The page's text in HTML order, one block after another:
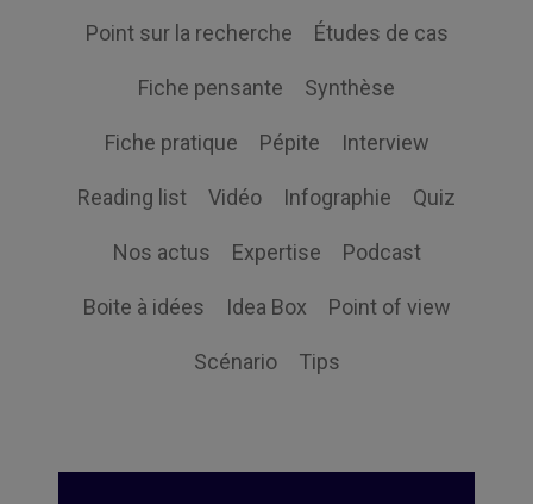
Point sur la recherche Études de cas
Fiche pensante Synthèse
Fiche pratique Pépite Interview
Reading list Vidéo Infographie Quiz
Nos actus Expertise Podcast
Boite à idées Idea Box Point of view
Scénario Tips